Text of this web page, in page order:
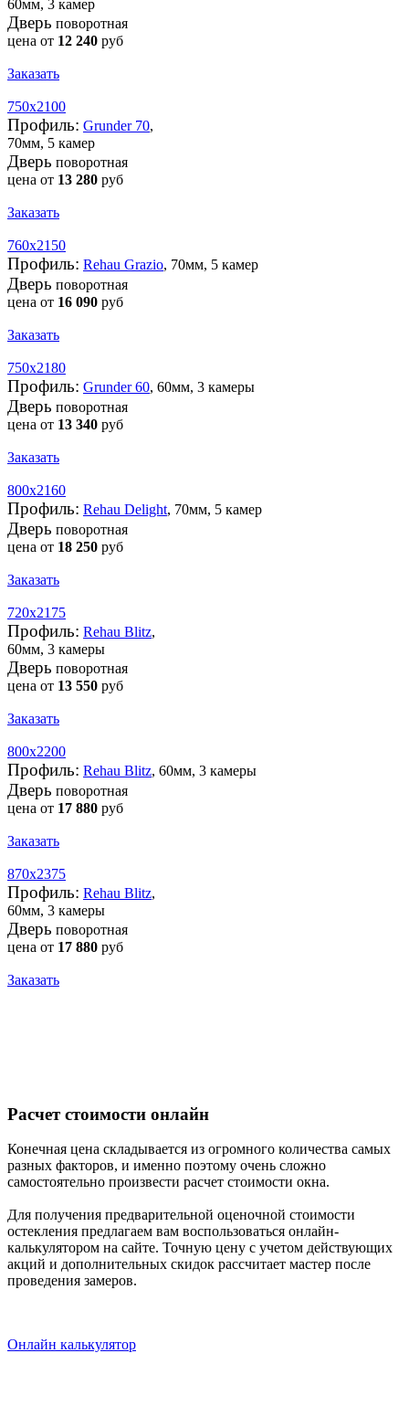
60мм, 3 камер
Дверь поворотная
цена от 12 240 руб
Заказать
750х2100
Профиль: Grunder 70,
70мм, 5 камер
Дверь поворотная
цена от 13 280 руб
Заказать
760х2150
Профиль: Rehau Grazio, 70мм, 5 камер
Дверь поворотная
цена от 16 090 руб
Заказать
750х2180
Профиль: Grunder 60, 60мм, 3 камеры
Дверь поворотная
цена от 13 340 руб
Заказать
800х2160
Профиль: Rehau Delight, 70мм, 5 камер
Дверь поворотная
цена от 18 250 руб
Заказать
720х2175
Профиль: Rehau Blitz,
60мм, 3 камеры
Дверь поворотная
цена от 13 550 руб
Заказать
800х2200
Профиль: Rehau Blitz, 60мм, 3 камеры
Дверь поворотная
цена от 17 880 руб
Заказать
870х2375
Профиль: Rehau Blitz,
60мм, 3 камеры
Дверь поворотная
цена от 17 880 руб
Заказать
Расчет стоимости онлайн
Конечная цена складывается из огромного количества самых
разных факторов, и именно поэтому очень сложно
самостоятельно произвести расчет стоимости окна.
Для получения предварительной оценочной стоимости
остекления предлагаем вам воспользоваться онлайн-
калькулятором на сайте. Точную цену с учетом действующих
акций и дополнительных скидок рассчитает мастер после
проведения замеров.
Онлайн калькулятор